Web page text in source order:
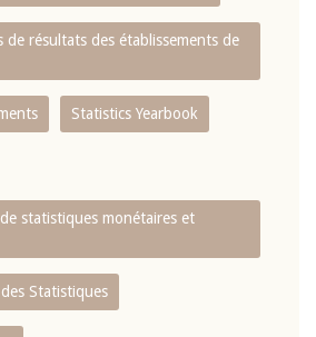
de résultats des établissements de
Statistics Yearbook
statistiques monétaires et
Statistiques